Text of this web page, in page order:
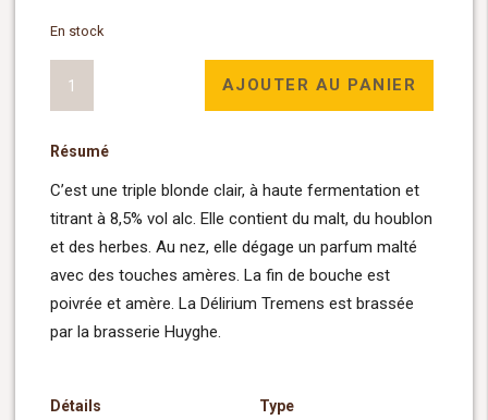
En stock
Tremens
Bleue
33cl
AJOUTER AU PANIER
Résumé
C’est une triple blonde clair, à haute fermentation et
titrant à 8,5% vol alc. Elle contient du malt, du houblon
et des herbes. Au nez, elle dégage un parfum malté
avec des touches amères. La fin de bouche est
poivrée et amère. La Délirium Tremens est brassée
par la brasserie Huyghe.
Détails Type